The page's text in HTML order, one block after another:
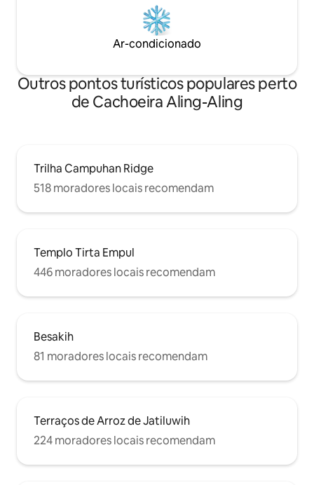
Ar-condicionado
Outros pontos turísticos populares perto
de Cachoeira Aling-Aling
Trilha Campuhan Ridge
518 moradores locais recomendam
Templo Tirta Empul
446 moradores locais recomendam
Besakih
81 moradores locais recomendam
Terraços de Arroz de Jatiluwih
224 moradores locais recomendam